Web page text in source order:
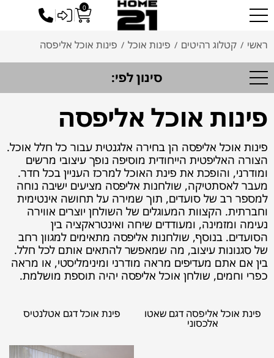
0
כניסה
ראשי / קטלוג רהיטים / פינות אוכל / פינות אוכל אליפסה
סינון לפי:
פינות אוכל אליפסה
פינות אוכל אליפסה הן בחירה אלגנטית עבור כל חלל אוכל.
הצורה האליפטית הייחודית מוסיפה נופך עיצובי מרשים
ומודרני, והופכת את פינת האוכל למרכז העניין בכל חדר.
מעבר לאסתטיקה, שולחנות אליפסה מציעים ישיבה נוחה
למספר רב של סועדים, תוך שמירה על תחושה אינטימית
וחברתית. הקצוות המעוגלים של השולחן יוצרים אווירה
נעימה ומזמינה, ומעודדים שיחה ואינטראקציה בין
הסועדים. בנוסף, שולחנות אליפסה מתאימים למגוון רחב
של סגנונות עיצוב, מה שמאפשר להתאים אותם לכל חלל.
בין אם אתם מעדיפים מראה מודרני ומינימליסטי, או מראה
כפרי וחמים, שולחן אוכל אליפסה יהיה תוספת מושלמת.
פינת אוכל אליפסה דגם שאטו
אלכסוני
פינת אוכל דגם אטלנטיס